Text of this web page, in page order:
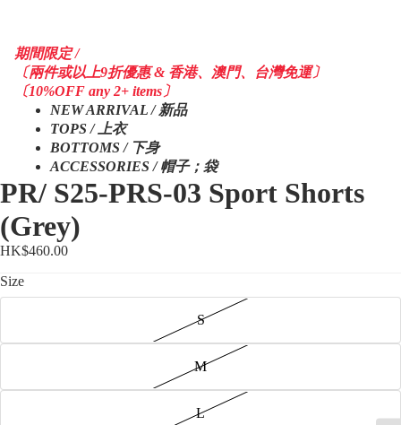
期間限定 /
〔兩件或以上9折優惠 & 香港、澳門、台灣免運〕
〔10%OFF any 2+ items〕
NEW ARRIVAL / 新品
TOPS / 上衣
BOTTOMS / 下身
ACCESSORIES / 帽子；袋
PR/ S25-PRS-03 Sport Shorts
(Grey)
HK$460.00
Size
S
M
L